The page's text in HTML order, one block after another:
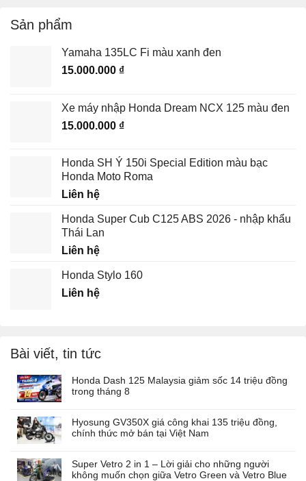
Sản phẩm
Yamaha 135LC Fi màu xanh đen
15.000.000 ₫
Xe máy nhập Honda Dream NCX 125 màu đen
15.000.000 ₫
Honda SH Ý 150i Special Edition màu bạc
Honda Moto Roma
Liên hệ
Honda Super Cub C125 ABS 2026 - nhập khẩu
Thái Lan
Liên hệ
Honda Stylo 160
Liên hệ
Bài viết, tin tức
Honda Dash 125 Malaysia giảm sốc 14 triệu đồng
trong tháng 8
Hyosung GV350X giá công khai 135 triệu đồng,
chính thức mở bán tại Việt Nam
Super Vetro 2 in 1 – Lời giải cho những người
không muốn chọn giữa Vetro Green và Vetro Blue